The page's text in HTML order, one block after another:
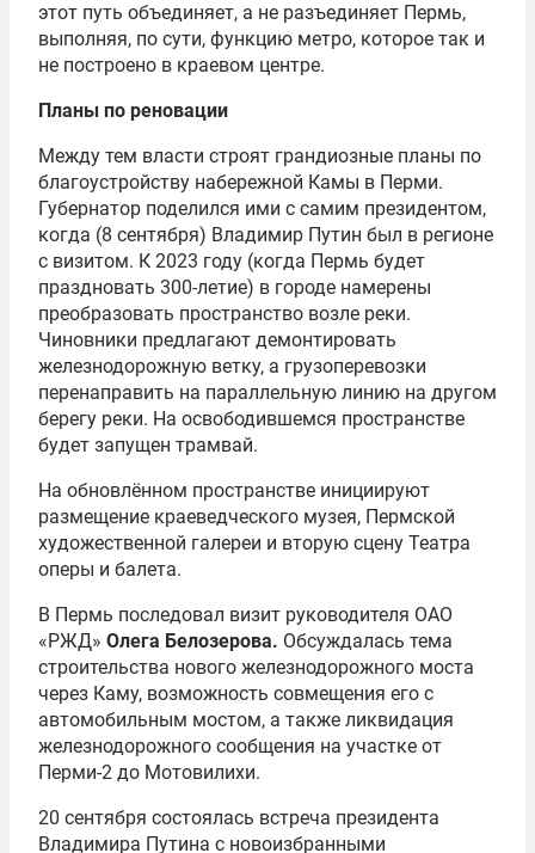
этот путь объединяет, а не разъединяет Пермь,
выполняя, по сути, функцию метро, которое так и
не построено в краевом центре.
Планы по реновации
Между тем власти строят грандиозные планы по
благоустройству набережной Камы в Перми.
Губернатор поделился ими с самим президентом,
когда (8 сентября) Владимир Путин был в регионе
с визитом. К 2023 году (когда Пермь будет
праздновать 300-летие) в городе намерены
преобразовать пространство возле реки.
Чиновники предлагают демонтировать
железнодорожную ветку, а грузоперевозки
перенаправить на параллельную линию на другом
берегу реки. На освободившемся пространстве
будет запущен трамвай.
На обновлённом пространстве инициируют
размещение краеведческого музея, Пермской
художественной галереи и вторую сцену Театра
оперы и балета.
В Пермь последовал визит руководителя ОАО
«РЖД» Олега Белозерова. Обсуждалась тема
строительства нового железнодорожного моста
через Каму, возможность совмещения его с
автомобильным мостом, а также ликвидация
железнодорожного сообщения на участке от
Перми-2 до Мотовилихи.
20 сентября состоялась встреча президента
Владимира Путина с новоизбранными